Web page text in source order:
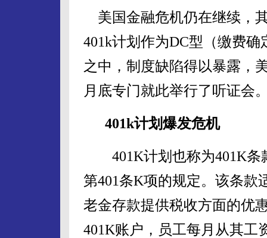
美国金融危机仍在继续，
401k计划作为DC型（缴费
之中，制度缺陷得以暴露，
月底专门就此举行了听证会
401k计划爆发危机
401K计划也称为401K条
第401条K项的规定。该条款
老金存款提供税收方面的优
401K账户，员工每月从其工